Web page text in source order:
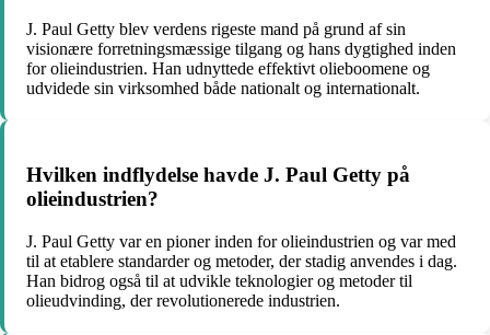
J. Paul Getty blev verdens rigeste mand på grund af sin
visionære forretningsmæssige tilgang og hans dygtighed inden
for olieindustrien. Han udnyttede effektivt olieboomene og
udvidede sin virksomhed både nationalt og internationalt.
Hvilken indflydelse havde J. Paul Getty på
olieindustrien?
J. Paul Getty var en pioner inden for olieindustrien og var med
til at etablere standarder og metoder, der stadig anvendes i dag.
Han bidrog også til at udvikle teknologier og metoder til
olieudvinding, der revolutionerede industrien.